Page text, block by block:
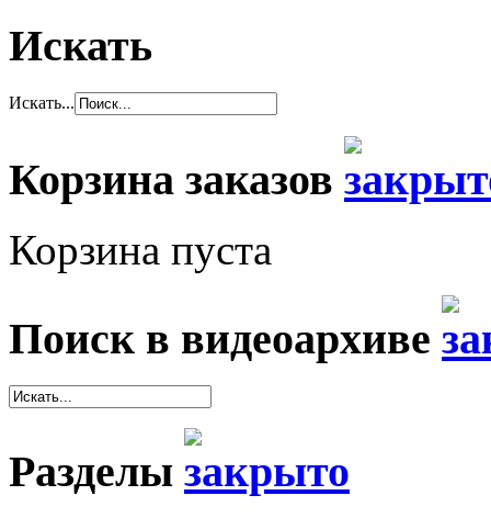
Искать
Искать...
Корзина заказов
Корзина пуста
Поиск в видеоархиве
Разделы